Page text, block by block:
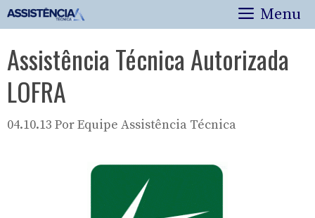
Pular
para
conteúdo
Menu
Assistência Técnica Autorizada
LOFRA
04.10.13 PorEquipe Assistência Técnica